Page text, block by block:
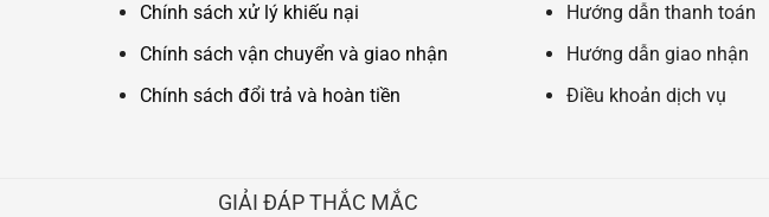
Chính sách xử lý khiếu nại
Chính sách vận chuyển và giao nhận
Chính sách đổi trả và hoàn tiền
Hướng dẫn thanh toán
Hướng dẫn giao nhận
Điều khoản dịch vụ
GIẢI ĐÁP THẮC MẮC